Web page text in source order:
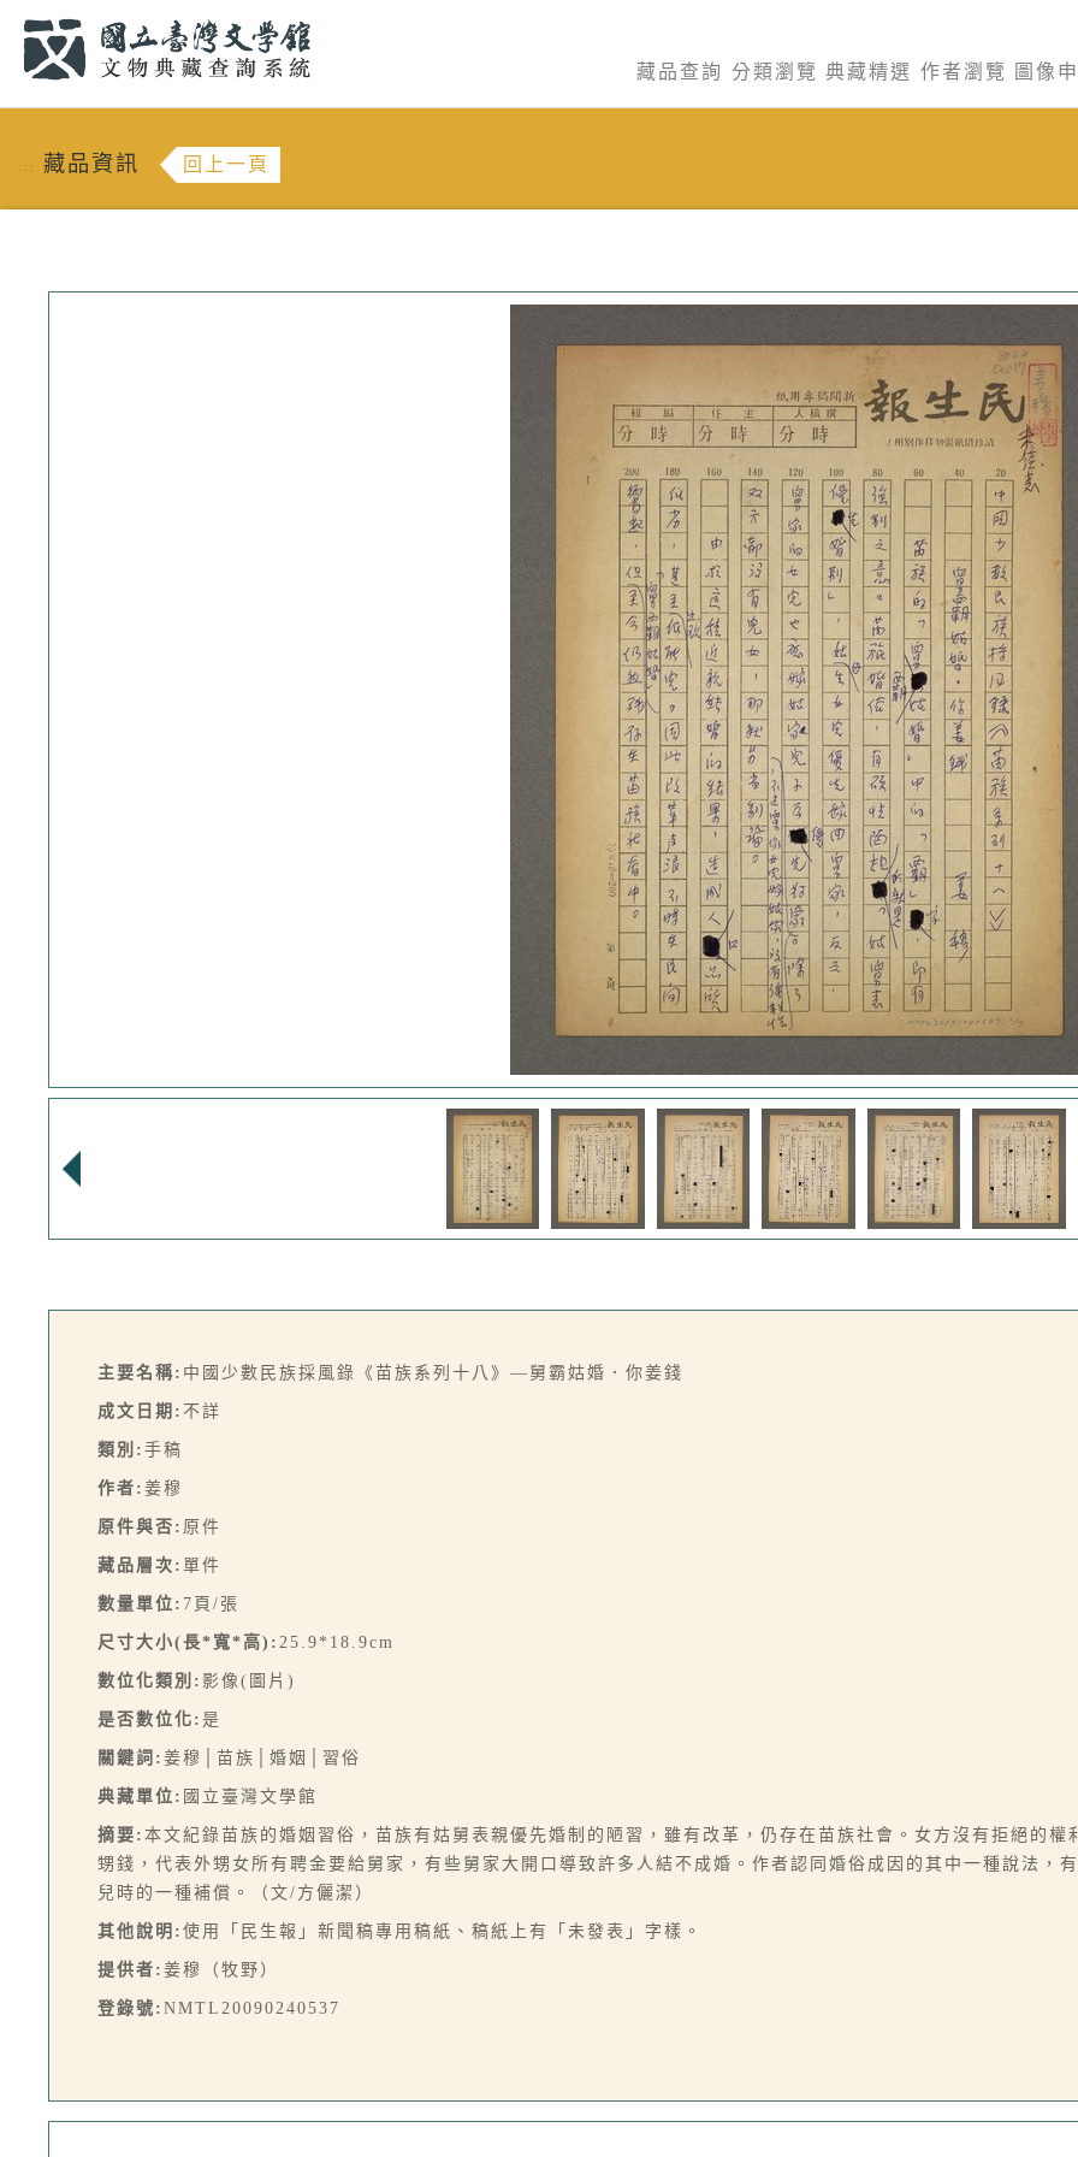
藏品查詢 分類瀏覽 典藏精選 作者瀏覽 圖像
::: 藏品資訊 回上一頁
主要名稱: 中國少數民族採風錄《苗族系列十八》—舅霸姑婚．你姜錢
成文日期: 不詳
類別: 手稿
作者: 姜穆
原件與否: 原件
藏品層次: 單件
數量單位: 7頁/張
尺寸大小(長*寬*高): 25.9*18.9cm
數位化類別: 影像(圖片)
是否數位化: 是
關鍵詞: 姜穆│苗族│婚姻│習俗
典藏單位: 國立臺灣文學館
摘要: 本文紀錄苗族的婚姻習俗，苗族有姑舅表親優先婚制的陋習，雖有改革，仍存在苗族社會。女方沒有拒絕的
甥錢，代表外甥女所有聘金要給舅家，有些舅家大開口導致許多人結不成婚。作者認同婚俗成因的其中一種說法，
兒時的一種補償。（文/方儷潔）
其他說明: 使用「民生報」新聞稿專用稿紙、稿紙上有「未發表」字樣。
提供者: 姜穆（牧野）
登錄號: NMTL20090240537